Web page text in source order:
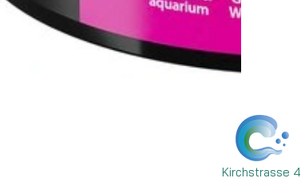
Kirchstrasse 4